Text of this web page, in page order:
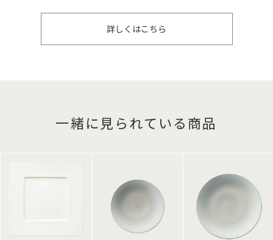
詳しくはこちら
一緒に見られている商品